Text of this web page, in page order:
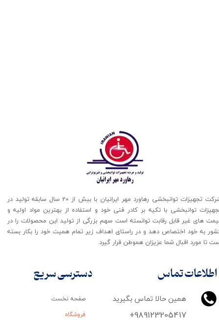
اطلاعات تماس
همین حالا تماس بگیرید
+989123205417
شرکت تجهیزات توانبخشی رهاورد مهر ایرانیان با بیش از 20 سال سابقه تولید در
توانبخشی با تکیه بر کادر فنی خود و استفاده از بهترین مواد اولیه و
های غیر قابل رقابت توانسته است سهم بزرگی از تولید این محصولات را در
به خود اختصاص دهد و در راستای اهداف زیر تمام همیت خود را بکار بسته
تا مورد اقبال شما عزیزان هموطن قرار گیرد​​​​​​​.
صفحه نخست
فروشگاه
دسترسی سریع